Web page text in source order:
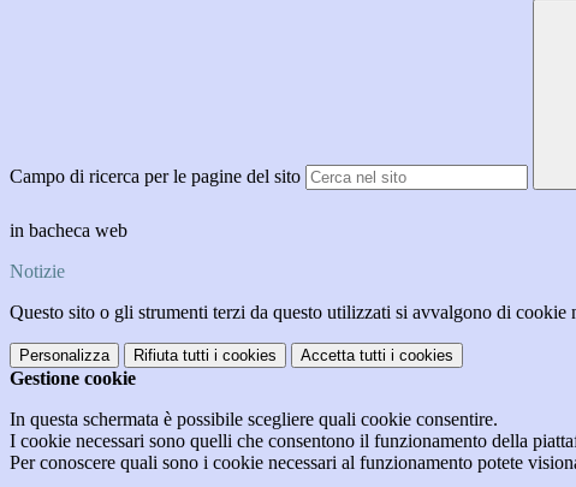
Campo di ricerca per le pagine del sito
in bacheca web
Notizie
Questo sito o gli strumenti terzi da questo utilizzati si avvalgono di
Personalizza Rifiuta tutti i cookies Accetta tutti i cookies
Gestione cookie
In questa schermata è possibile scegliere quali cookie consentire.
I cookie necessari sono quelli che consentono il funzionamento della
Per conoscere quali sono i cookie necessari al funzionamento potete